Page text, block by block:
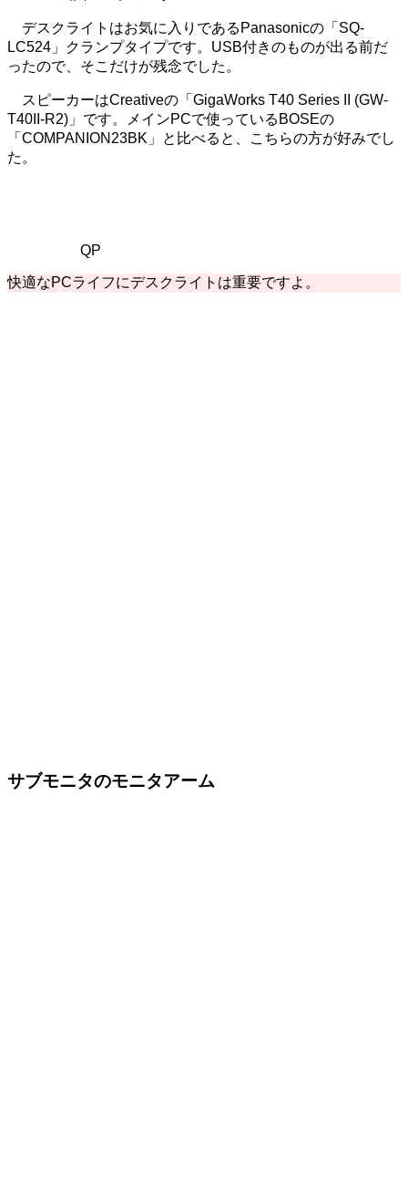
デスクライトはお気に入りであるPanasonicの「SQ-
LC524」クランプタイプです。USB付きのものが出る前だ
ったので、そこだけが残念でした。
スピーカーはCreativeの「GigaWorks T40 Series II (GW-
T40II-R2)」です。メインPCで使っているBOSEの
「COMPANION23BK」と比べると、こちらの方が好みでし
た。
QP
快適なPCライフにデスクライトは重要ですよ。
サブモニタのモニタアーム